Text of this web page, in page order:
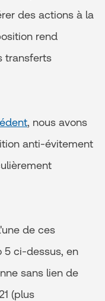
des actions à la
rend
transferts
, nous avons
anti-évitement
de ces
5 ci-dessus, en
sans lien de
(plus